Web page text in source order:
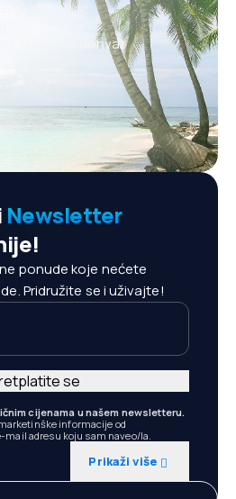
uvijek na dohvat
Newsletter
ponude koje nećete
Pridružite se i uživajte!
cijenama u našem newsletteru.
informacije od
mail adresu koju sam naveo/la.
Prikaži više
se